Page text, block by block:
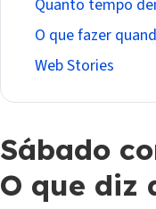
Quanto tempo
O que fazer
Web Stories
Sábado
O que diz